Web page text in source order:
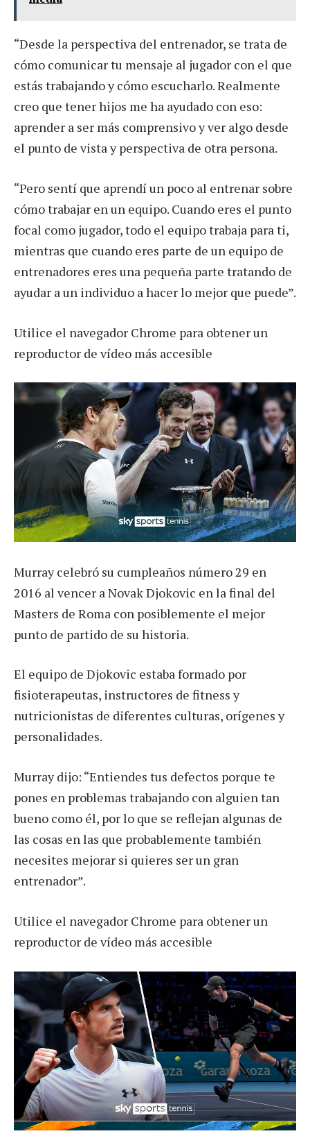
“Desde la perspectiva del entrenador, se trata de
cómo comunicar tu mensaje al jugador con el que
estás trabajando y cómo escucharlo. Realmente
creo que tener hijos me ha ayudado con eso:
aprender a ser más comprensivo y ver algo desde
el punto de vista y perspectiva de otra persona.
“Pero sentí que aprendí un poco al entrenar sobre
cómo trabajar en un equipo. Cuando eres el punto
focal como jugador, todo el equipo trabaja para ti,
mientras que cuando eres parte de un equipo de
entrenadores eres una pequeña parte tratando de
ayudar a un individuo a hacer lo mejor que puede”.
Utilice el navegador Chrome para obtener un
reproductor de vídeo más accesible
Murray celebró su cumpleaños número 29 en
2016 al vencer a Novak Djokovic en la final del
Masters de Roma con posiblemente el mejor
punto de partido de su historia.
El equipo de Djokovic estaba formado por
fisioterapeutas, instructores de fitness y
nutricionistas de diferentes culturas, orígenes y
personalidades.
Murray dijo: “Entiendes tus defectos porque te
pones en problemas trabajando con alguien tan
bueno como él, por lo que se reflejan algunas de
las cosas en las que probablemente también
necesites mejorar si quieres ser un gran
entrenador”.
Utilice el navegador Chrome para obtener un
reproductor de vídeo más accesible